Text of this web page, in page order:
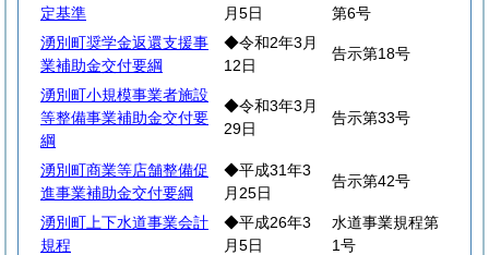
定基準
月5日
第6号
湧別町奨学金返還支援事
業補助金交付要綱
◆令和2年3月
12日
告示第18号
湧別町小規模事業者施設
等整備事業補助金交付要
綱
◆令和3年3月
29日
告示第33号
湧別町商業等店舗整備促
進事業補助金交付要綱
◆平成31年3
月25日
告示第42号
湧別町上下水道事業会計
規程
◆平成26年3
月5日
水道事業規程第
1号